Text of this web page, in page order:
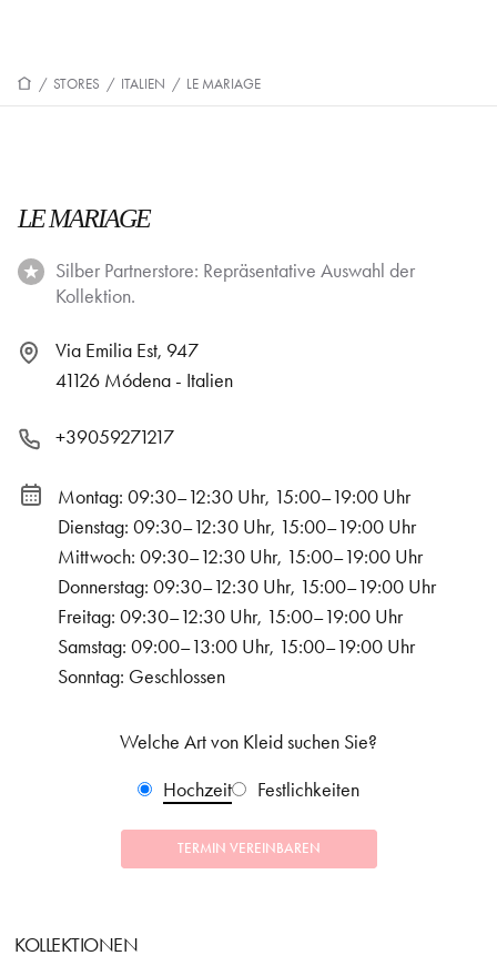
/ STORES / ITALIEN / LE MARIAGE
LE MARIAGE
Silber Partnerstore: Repräsentative Auswahl der
Kollektion.
Via Emilia Est, 947
41126 Módena - Italien
+39059271217
Montag: 09:30–12:30 Uhr, 15:00–19:00 Uhr
Dienstag: 09:30–12:30 Uhr, 15:00–19:00 Uhr
Mittwoch: 09:30–12:30 Uhr, 15:00–19:00 Uhr
Donnerstag: 09:30–12:30 Uhr, 15:00–19:00 Uhr
Freitag: 09:30–12:30 Uhr, 15:00–19:00 Uhr
Samstag: 09:00–13:00 Uhr, 15:00–19:00 Uhr
Sonntag: Geschlossen
Welche Art von Kleid suchen Sie?
Hochzeit
Festlichkeiten
TERMIN VEREINBAREN
KOLLEKTIONEN